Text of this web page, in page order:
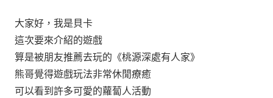
大家好，我是貝卡
這次要來介紹的遊戲
算是被朋友推薦去玩的《桃源深處有人家》
熊哥覺得遊戲玩法非常休閒療癒
可以看到許多可愛的蘿蔔人活動